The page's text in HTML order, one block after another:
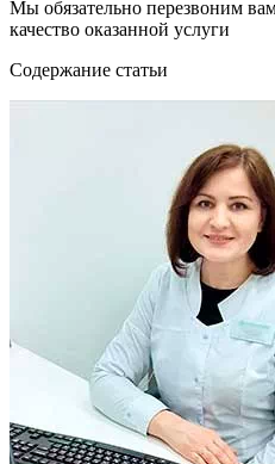
Мы обязательно перезвоним
качество оказанной услуги
Cодержание статьи